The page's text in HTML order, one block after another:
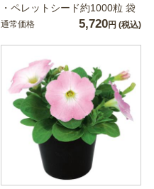
・ペレットシード約1000粒 袋
通常価格 5,720円 (税込)